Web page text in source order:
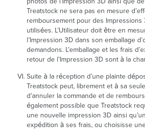
Treatstock ne sera pas en mesure
remboursement pour des Impressions
utilisées. L’Utilisateur doit être en
l’Impression 3D dans son emballage
demandons. L’emballage et les frais
retour de l’Impression 3D sont à la
Suite à la réception d’une plainte
Treatstock peut, librement et à sa
d’annuler la commande et de
également possible que Treatstock
une nouvelle impression 3D ainsi
expédition à ses frais, ou choisisse